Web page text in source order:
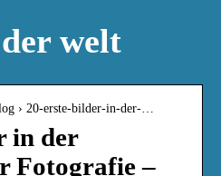
welt
› 20-erste-bilder-in-der-…
in der
Fotografie –